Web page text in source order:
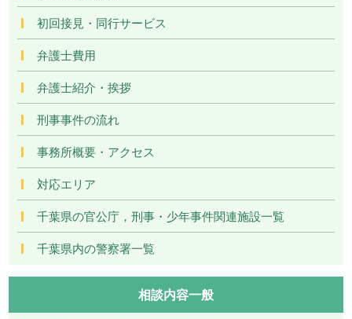
初回接見・同行サービス
弁護士費用
弁護士紹介・挨拶
刑事事件の流れ
事務所概要・アクセス
対応エリア
千葉県の官公庁，刑事・少年事件関連施設一覧
千葉県内の警察署一覧
相談内容一般